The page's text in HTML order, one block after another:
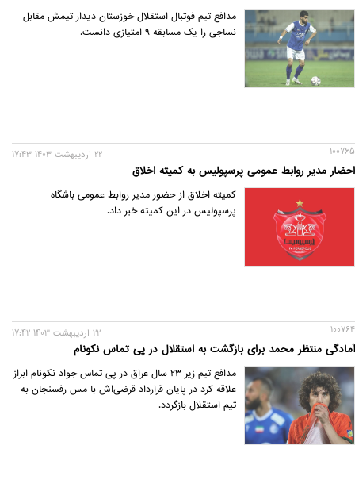
مدافع تیم فوتبال استقلال خوزستان دیدار تیمش مقابل
نساجی را یک مسابقه ۹ امتیازی دانست.
100765
احضار مدیر روابط عمومی پرسپولیس به کمیته اخلاق
22 ارديبهشت 1403 17:43
کمیته اخلاق از حضور مدیر روابط عمومی باشگاه
پرسپولیس در این کمیته خبر داد.
100764
آمادگی منتظر محمد برای بازگشت به استقلال در پی تماس نکونام
22 ارديبهشت 1403 17:42
مدافع تیم زیر ۲۳ سال عراق در پی تماس جواد نکونام ابراز
علاقه کرد در پایان قرارداد قرضی‌اش با مس رفسنجان به
تیم استقلال بازگردد.